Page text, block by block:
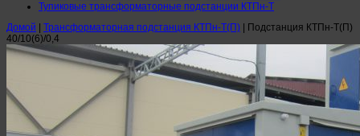
Тупиковые трансформаторные подстанции КТПн-Т
Домой | Трансформаторная подстанция КТПн-Т(П) | Подстанция КТПн-Т(П)
40/10(6)/0,4